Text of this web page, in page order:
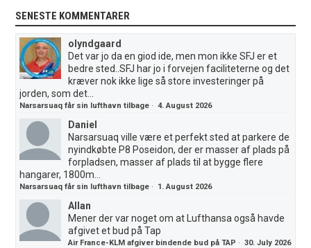
SENESTE KOMMENTARER
olyndgaard
Det var jo da en giod ide, men mon ikke SFJ er et
bedre sted..SFJ har jo i forvejen faciliteterne og det
kræver nok ikke lige så store investeringer på
jorden, som det...
Narsarsuaq får sin lufthavn tilbage ·4. August 2026
Daniel
Narsarsuaq ville være et perfekt sted at parkere de
nyindkøbte P8 Poseidon, der er masser af plads på
forpladsen, masser af plads til at bygge flere
hangarer, 1800m...
Narsarsuaq får sin lufthavn tilbage · 1. August 2026
Allan
Mener der var noget om at Lufthansa også havde
afgivet et bud på Tap
Air France-KLM afgiver bindende bud på TAP ·30. July 2026